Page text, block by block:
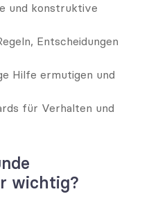
und konstruktive
Entscheidungen
Hilfe ermutigen und
für Verhalten und
wichtig?